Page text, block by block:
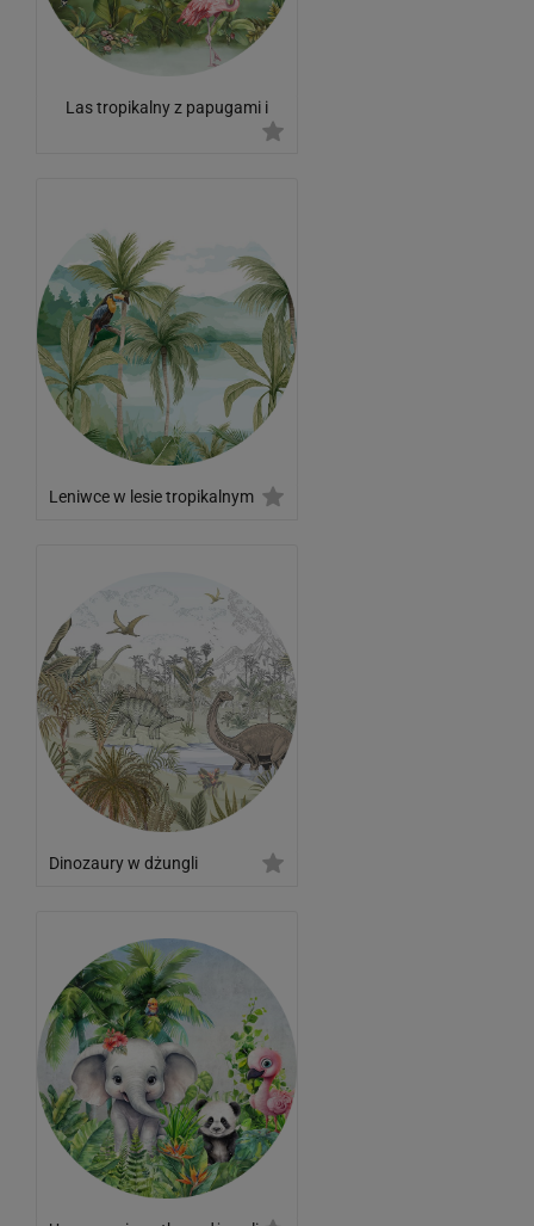
Las tropikalny z papugami i
Leniwce w lesie tropikalnym
Dinozaury w dżungli